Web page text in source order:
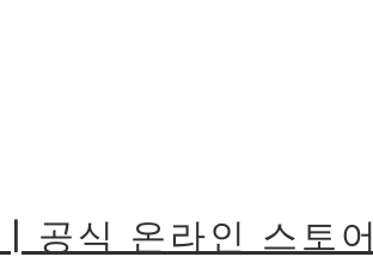
공식 온라인 스토어